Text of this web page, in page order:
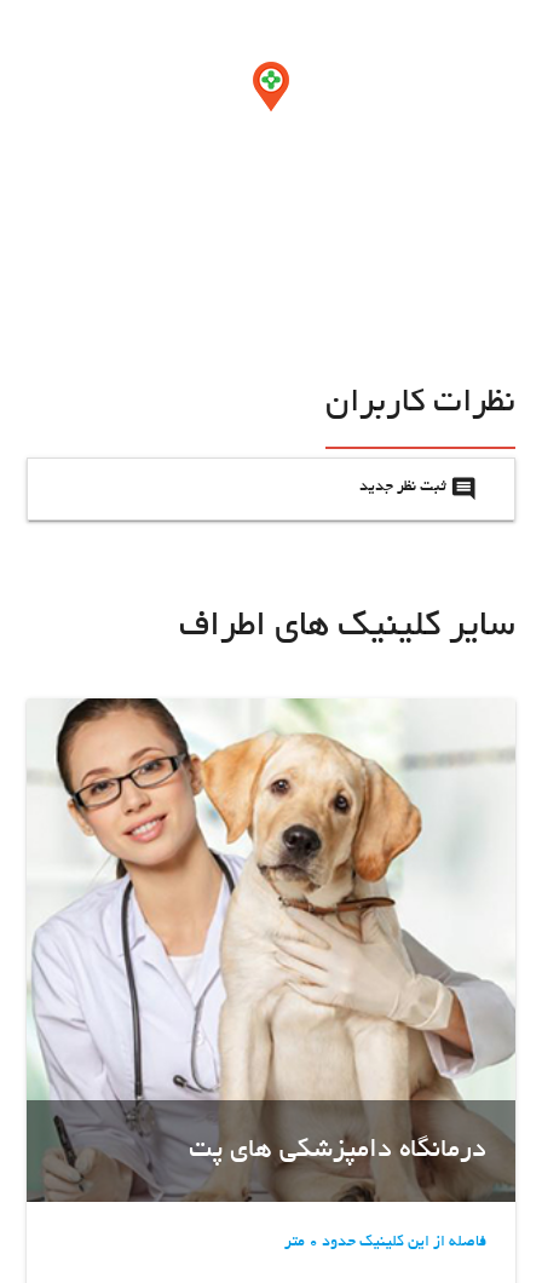
نظرات کاربران
insert_comment ثبت نظر جدید
سایر کلینیک های اطراف
درمانگاه دامپزشکی های پت
فاصله از این کلینیک حدود 0 متر